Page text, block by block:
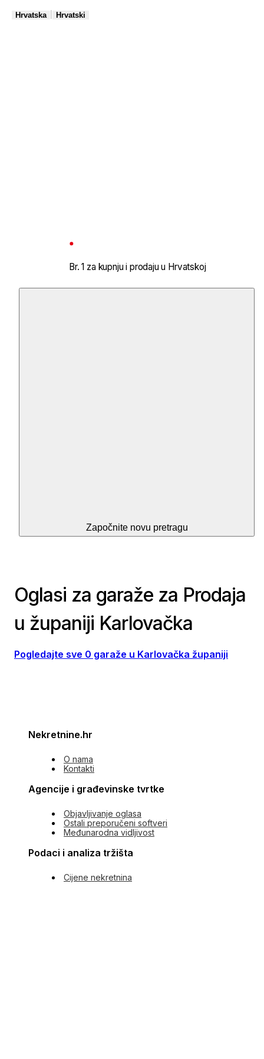
Hrvatska Hrvatski
Br. 1 za kupnju i prodaju u Hrvatskoj
Započnite novu pretragu
Oglasi za garaže za Prodaja
u županiji Karlovačka
Pogledajte sve 0 garaže u Karlovačka županiji
Nekretnine.hr
O nama
Kontakti
Agencije i građevinske tvrtke
Objavljivanje oglasa
Ostali preporučeni softveri
Međunarodna vidljivost
Podaci i analiza tržišta
Cijene nekretnina